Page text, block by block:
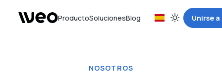
ProductoSolucionesBlog Unirse
NOSOTROS